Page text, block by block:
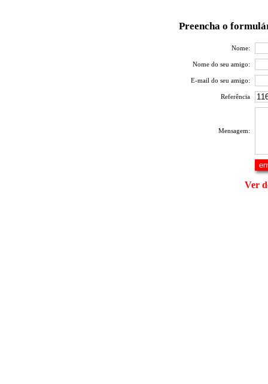
Preencha o
Nome:
Nome do seu amigo:
E-mail do seu amigo:
Referência
Mensagem:
Ver